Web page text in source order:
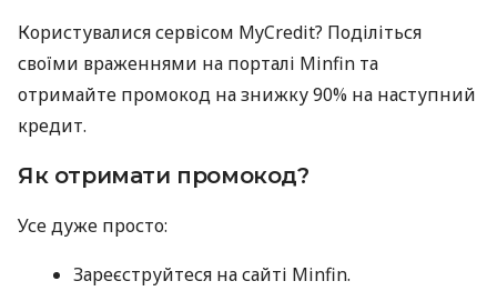
Користувалися сервісом MyCredit? Поділіться
своїми враженнями на порталі Minfin та
отримайте промокод на знижку 90% на наступний
кредит.
Як отримати промокод?
Усе дуже просто:
Зареєструйтеся на сайті Minfin.